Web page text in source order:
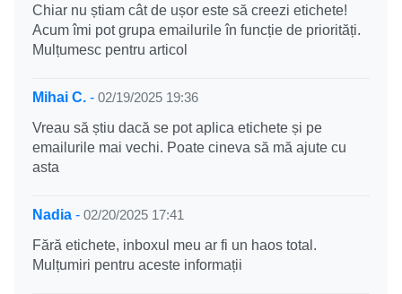
Chiar nu știam cât de ușor este să creezi etichete!
Acum îmi pot grupa emailurile în funcție de priorități.
Mulțumesc pentru articol
Mihai C. - 02/19/2025 19:36
Vreau să știu dacă se pot aplica etichete și pe
emailurile mai vechi. Poate cineva să mă ajute cu
asta
Nadia - 02/20/2025 17:41
Fără etichete, inboxul meu ar fi un haos total.
Mulțumiri pentru aceste informații